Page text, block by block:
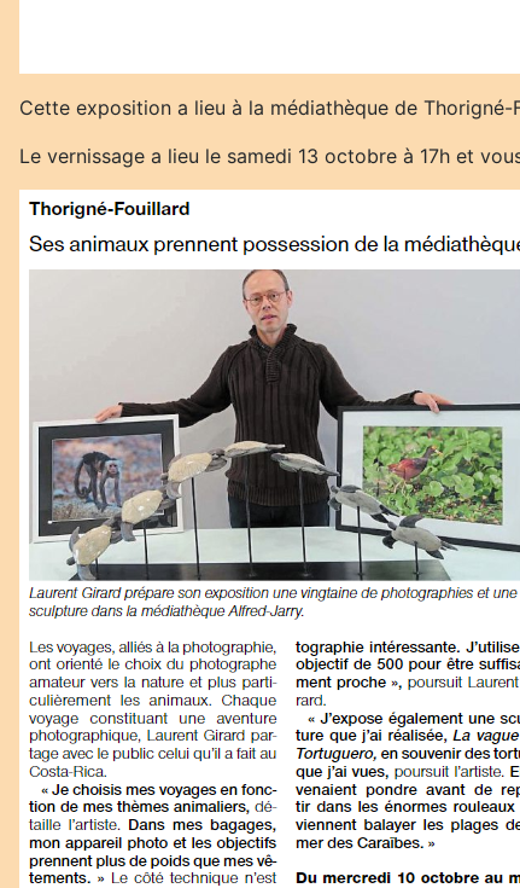
Cette exposition a lieu à la médiathèque de
Le vernissage a lieu le samedi 13 octobre à 17h et